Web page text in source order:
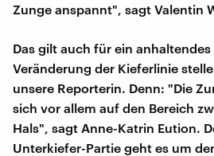
Zunge anspannt", sagt Valentin
Das gilt auch für ein anhaltendes
Veränderung der Kieferlinie
unsere Reporterin. Denn: "Die
sich vor allem auf den Bereich
Hals", sagt Anne-Katrin Eution.
Unterkiefer-Partie geht es um